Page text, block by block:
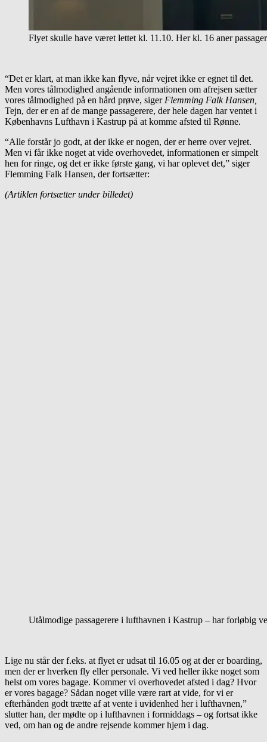
Flyet skulle have været lettet kl. 11.10. Her kl. 16 aner
“Det er klart, at man ikke kan flyve, når vejret ikke er egnet til det.
Men vores tålmodighed angående informationen om afrejsen sætter
vores tålmodighed på en hård prøve, siger Flemming Falk Hansen,
Tejn, der er en af de mange passagerere, der hele dagen har ventet i
Københavns Lufthavn i Kastrup på at komme afsted til Rønne.
“Alle forstår jo godt, at der ikke er nogen, der er herre over vejret.
Men vi får ikke noget at vide overhovedet, informationen er simpelt
hen for ringe, og det er ikke første gang, vi har oplevet det,” siger
Flemming Falk Hansen, der fortsætter:
(Artiklen fortsætter under billedet)
Utålmodige passagerere i lufthavnen i Kastrup – har forløbig
Lige nu står der f.eks. at flyet er udsat til 16.05 og at der er boarding,
men der er hverken fly eller personale. Vi ved heller ikke noget som
helst om vores bagage. Kommer vi overhovedet afsted i dag? Hvor
er vores bagage? Sådan noget ville være rart at vide, for vi er
efterhånden godt trætte af at vente i uvidenhed her i lufthavnen,”
slutter han, der mødte op i lufthavnen i formiddags – og fortsat ikke
ved, om han og de andre rejsende kommer hjem i dag.